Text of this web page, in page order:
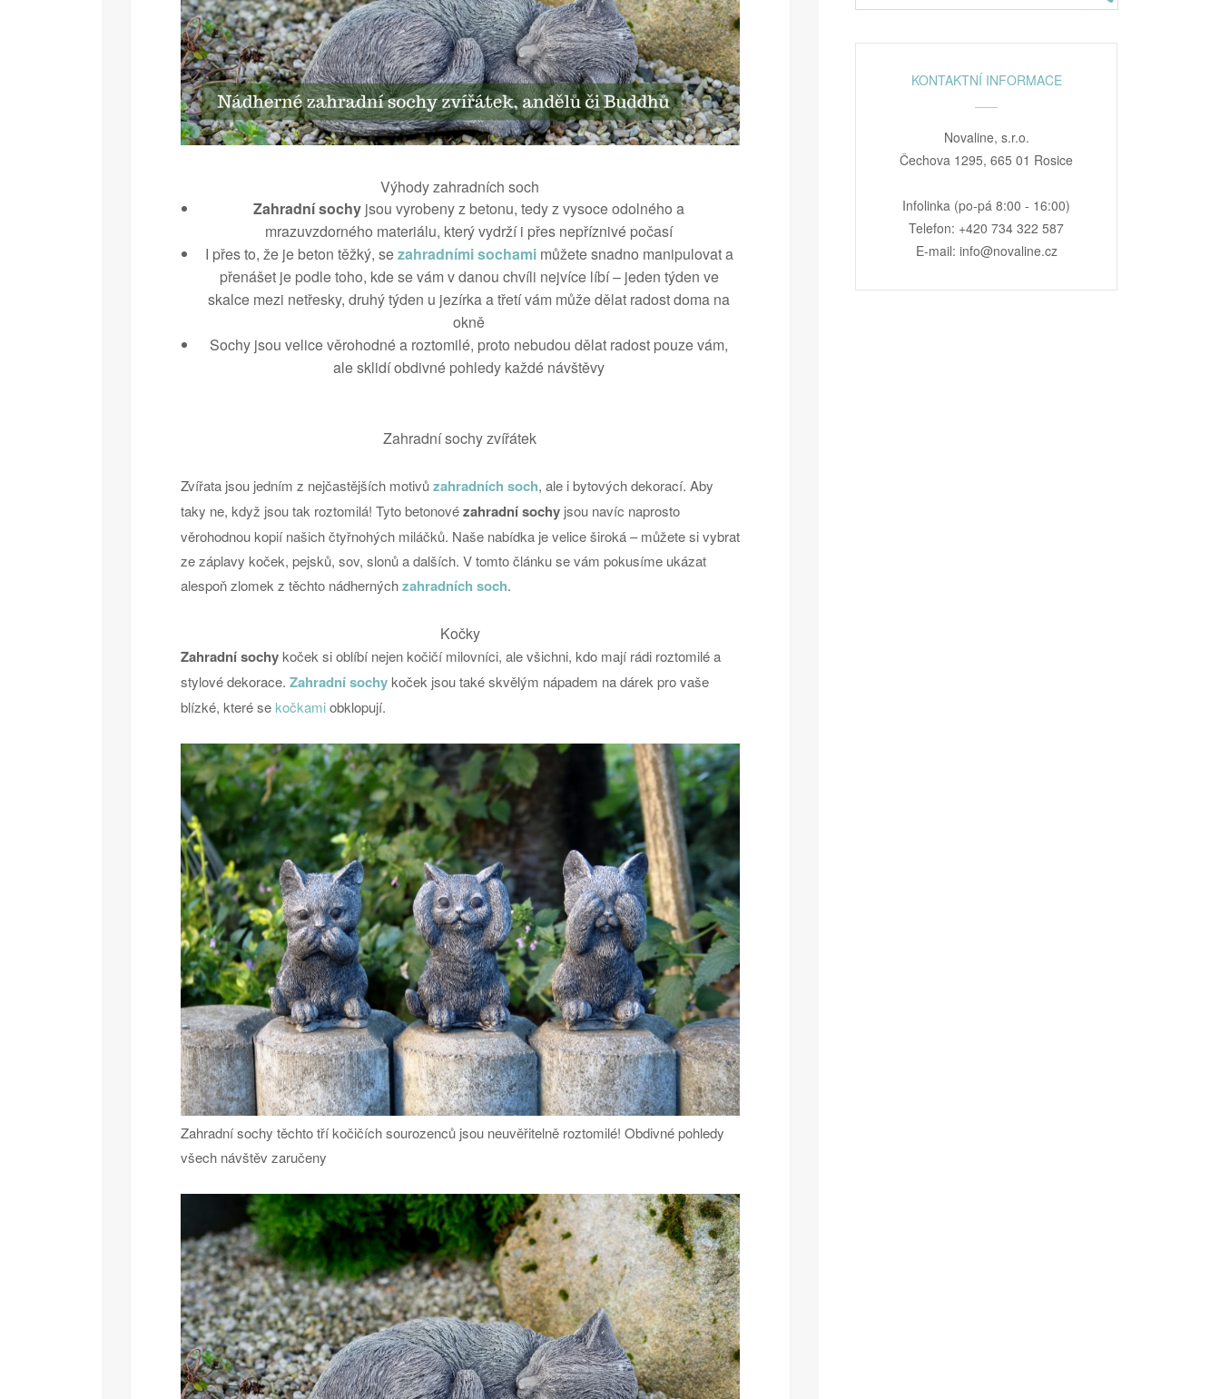
Výhody zahradních soch
Zahradní sochy jsou vyrobeny z betonu, tedy z vysoce odolného a
mrazuvzdorného materiálu, který vydrží i přes nepříznivé počasí
I přes to, že je beton těžký, sezahradními sochami můžete snadno manipulovat a
přenášet je podle toho, kde se vám v danou chvíli nejvíce líbí – jeden týden ve
skalce mezi netřesky, druhý týden u jezírka a třetí vám může dělat radost doma na
okně
Sochy jsou velice věrohodné a roztomilé, proto nebudou dělat radost pouze vám,
ale sklidí obdivné pohledy každé návštěvy
Zahradní sochy zvířátek
Zvířata jsou jedním z nejčastějších motivůzahradních soch, ale i bytových dekorací. Aby
taky ne, když jsou tak roztomilá! Tyto betonovézahradní sochyjsou navíc naprosto
věrohodnou kopií našich čtyřnohých miláčků. Naše nabídka je velice široká – můžete si vybrat
ze záplavy koček, pejsků, sov, slonů a dalších. V tomto článku se vám pokusíme ukázat
alespoň zlomek z těchto nádhernýchzahradních soch.
Kočky
Zahradní sochykoček si oblíbí nejen kočičí milovníci, ale všichni, kdo mají rádi roztomilé a
stylové dekorace. Zahradní sochykoček jsou také skvělým nápadem na dárek pro vaše
blízké, které se kočkamiobklopují.
Zahradní sochy těchto tří kočičích sourozenců jsou neuvěřitelně roztomilé! Obdivné pohledy
všech návštěv zaručeny
KONTAKTNÍ INFORMACE
Novaline, s.r.o.
Čechova 1295, 665 01 Rosice
Infolinka (po-pá 8:00 - 16:00)
Telefon: +420 734 322 587
E-mail: info@novaline.cz